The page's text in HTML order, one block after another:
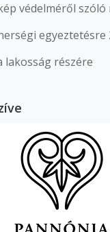
védelméről szóló
egyeztetésre
lakosság részére